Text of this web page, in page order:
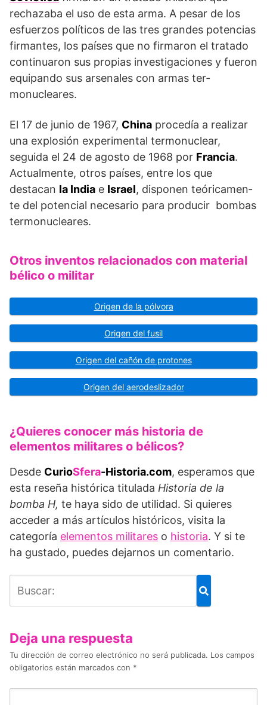
rechazaba el uso de esta arma. A pesar de los
esfuerzos políticos de las tres grandes potencias
firmantes, los países que no firmaron el tratado
continuaron sus propias investigaciones y fueron
equipando sus arsenales con armas ter­
monucleares.
El 17 de junio de 1967, China procedía a realizar
una explosión experimental termonuclear,
seguida el 24 de agosto de 1968 por Francia.
Actualmente, otros países, entre los que
destacan la India e Israel, disponen teóricamen­
te del potencial necesario para producir bombas
termonucleares.
Otros inventos relacionados con material
bélico o militar
Origen de la pólvora
Origen del fusil
Origen del cañón de protones
Origen del aerodeslizador
¿Quieres conocer más historia de
elementos militares o bélicos?
Desde CurioSfera-Historia.com, esperamos que
esta reseña histórica titulada Historia de la
bomba H, te haya sido de utilidad. Si quieres
acceder a más artículos históricos, visita la
categoría elementos militares o historia. Y si te
ha gustado, puedes dejarnos un comentario.
Deja una respuesta
Tu dirección de correo electrónico no será publicada. Los campos
obligatorios están marcados con *